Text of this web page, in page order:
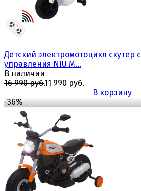
избранноесравнить
Детский электромотоцикл скутер
управления NIU M...
В наличии
16 990 руб.11 990 руб.
В корзину
-36%